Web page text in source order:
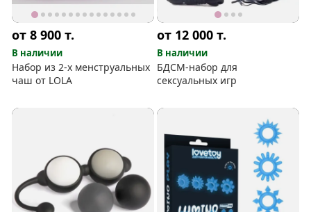
от 8 900т.
В наличии
Набор из 2-х менструальных
чаш от LOLA
от 12 000т.
В наличии
БДСМ-набор для
сексуальных игр